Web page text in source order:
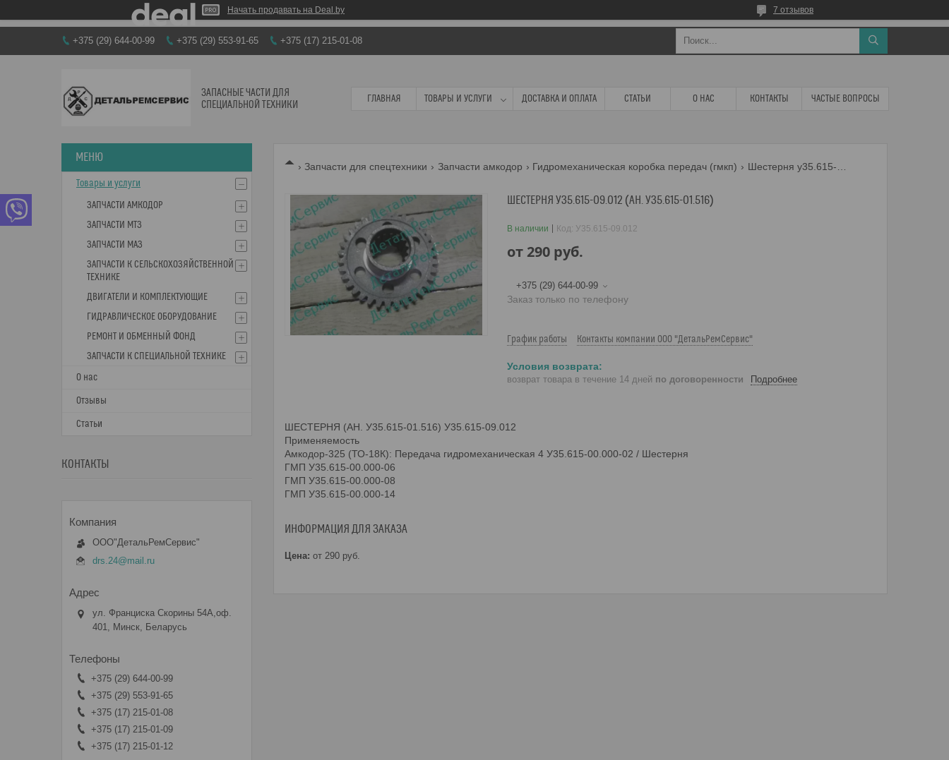
Начать продавать на Deal.by 7 отзывов
+375 (29) 644-00-99 +375 (29) 553-91-65 +375 (17) 215-01-08
ЗАПАСНЫЕ ЧАСТИ ДЛЯ
СПЕЦИАЛЬНОЙ ТЕХНИКИ
ГЛАВНАЯ ТОВАРЫ И УСЛУГИ ДОСТАВКА И ОПЛАТА СТАТЬИ О НАС КОНТАКТЫ ЧАСТЫЕ ВОПРОСЫ
Запчасти для спецтехники Запчасти амкодор Гидромеханическая коробка передач (гмкп)
ШЕСТЕРНЯ У35.615-09.012 (АН. У35.615-01.516)
В наличии Код: У35.615-09.012
от 290 руб.
+375 (29) 644-00-99
Заказ только по телефону
График работы Контакты компании ООО "ДетальРемСервис"
возврат товара в течение 14 дней по договоренности Подробнее
ШЕСТЕРНЯ (АН. У35.615-01.516) У35.615-09.012
Применяемость
Амкодор-325 (ТО-18К): Передача гидромеханическая 4 У35.615-00.000-02 / Шестерня
ГМП У35.615-00.000-06
ГМП У35.615-00.000-08
ГМП У35.615-00.000-14
ИНФОРМАЦИЯ ДЛЯ ЗАКАЗА
Цена: от 290 руб.
Товары и услуги
ЗАПЧАСТИ АМКОДОР
ЗАПЧАСТИ МТЗ
ЗАПЧАСТИ МАЗ
ЗАПЧАСТИ К СЕЛЬСКОХОЗЯЙСТВЕННОЙ
ТЕХНИКЕ
ДВИГАТЕЛИ И КОМПЛЕКТУЮЩИЕ
ГИДРАВЛИЧЕСКОЕ ОБОРУДОВАНИЕ
РЕМОНТ И ОБМЕННЫЙ ФОНД
ЗАПЧАСТИ К СПЕЦИАЛЬНОЙ ТЕХНИКЕ
О нас
Отзывы
Статьи
КОНТАКТЫ
ООО"ДетальРемСервис"
drs.24@mail.ru
ул. Франциска Скорины 54А,оф.
401, Минск, Беларусь
+375 (29) 644-00-99
+375 (29) 553-91-65
+375 (17) 215-01-08
+375 (17) 215-01-09
+375 (17) 215-01-12